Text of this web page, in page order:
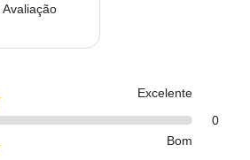
Avaliação
Excelente
0
Bom